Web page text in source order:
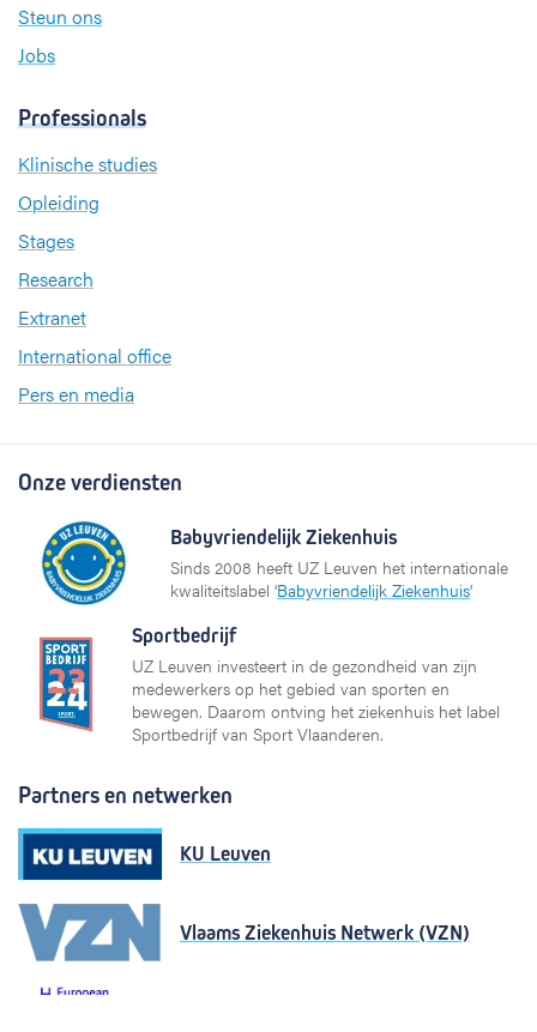
Steun ons
Jobs
Professionals
Klinische studies
Opleiding
Stages
Research
Extranet
International office
Pers en media
Onze verdiensten
Babyvriendelijk Ziekenhuis
Sinds 2008 heeft UZ Leuven het internationale
kwaliteitslabel ‘Babyvriendelijk Ziekenhuis’
Sportbedrijf
UZ Leuven investeert in de gezondheid van zijn
medewerkers op het gebied van sporten en
bewegen. Daarom ontving het ziekenhuis het label
Sportbedrijf van Sport Vlaanderen.
Partners en netwerken
KU Leuven
Vlaams Ziekenhuis Netwerk (VZN)